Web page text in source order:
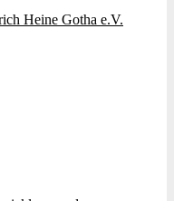
Heine Gotha e.V.